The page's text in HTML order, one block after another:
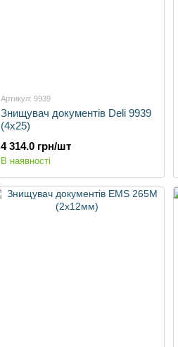
Артикул: 9939
Знищувач документів Deli 9939
(4х25)
4 314.0 грн/шт
В наявності